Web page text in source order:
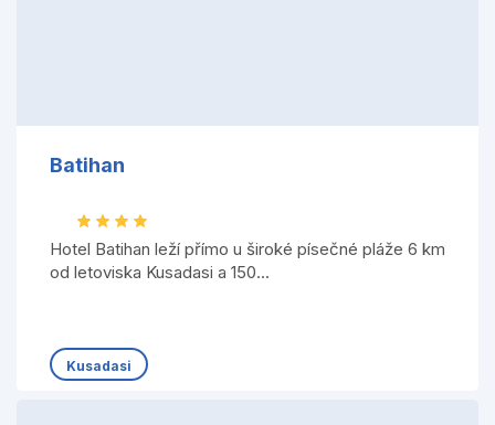
Batihan
Hotel Batihan leží přímo u široké písečné pláže 6 km
od letoviska Kusadasi a 150...
Kusadasi